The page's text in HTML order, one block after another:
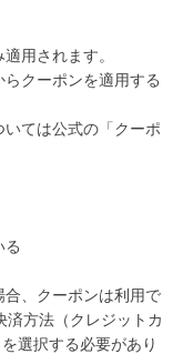
用されます。
クーポンを適用する
ては公式の「クーポ
る
、クーポンは利用で
済方法（クレジットカ
選択する必要があり